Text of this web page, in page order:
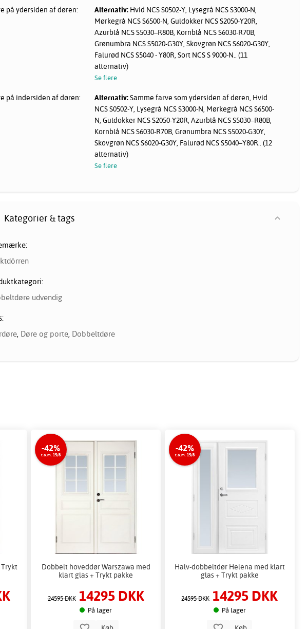
på ydersiden af døren: Alternativ: Hvid NCS S0502-Y, Lysegrå NCS S3000-N,
Mørkegrå NCS S6500-N, Guldokker NCS S2050-Y20R,
Azurblå NCS S5030–R80B, Kornblå NCS S6030-R70B,
Grønumbra NCS S5020-G30Y, Skovgrøn NCS S6020-G30Y,
Falurød NCS S5040 - Y80R, Sort NCS S 9000-N.. (11
alternativ)
Se flere
på indersiden af døren: Alternativ:Samme farve som ydersiden af døren, Hvid
NCS S0502-Y, Lysegrå NCS S3000-N, Mørkegrå NCS S6500-
N, Guldokker NCS S2050-Y20R, Azurblå NCS S5030–R80B,
Kornblå NCS S6030-R70B, Grønumbra NCS S5020-G30Y,
Skovgrøn NCS S6020-G30Y, Falurød NCS S5040–Y80R.. (12
alternativ)
Se flere
Kategorier & tags
udvendig
, Døre og porte, Dobbeltdøre
-42%
t.o.m. 15/8
Dobbelt hoveddør Warszawa med
klart glas + Trykt pakke
24595 DKK 14295 DKK
På lager
-42%
t.o.m. 15/8
Halv-dobbeltdør Helena med klart
glas + Trykt pakke
24595 DKK 14295 DKK
På lager